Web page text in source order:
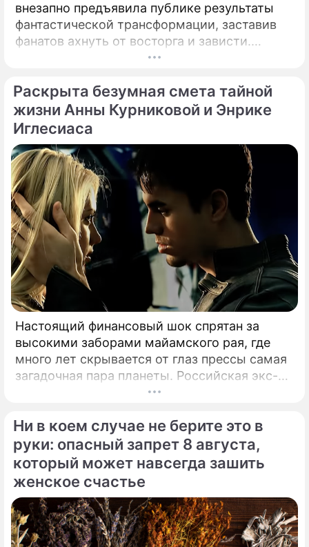
внезапно предъявила публике результаты
фантастической трансформации, заставив
фанатов ахнуть от восторга и зависти.
Знаменитая певица Жасмин всегда
формами, однако ее свежие снимки
спровоцировали настоящую бурю в Сети.
Раскрыта безумная смета тайной
жизни Анны Курниковой и Энрике
Иглесиаса
Настоящий финансовый шок спрятан за
высокими заборами майамского рая, где
много лет скрывается от глаз прессы самая
загадочная пара планеты. Российская экс-
теннисистка Анна Курникова и испанский
двадцати лет удерживают статус одной из
самых закрытых и непубличных пар
мирового шоу-бизнеса.
Ни в коем случае не берите это в
руки: опасный запрет 8 августа,
который может навсегда зашить
женское счастье